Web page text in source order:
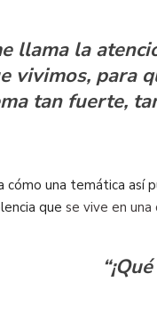
llama la
vivimos, para
tan fuerte,
cómo una temática así
que se vive en